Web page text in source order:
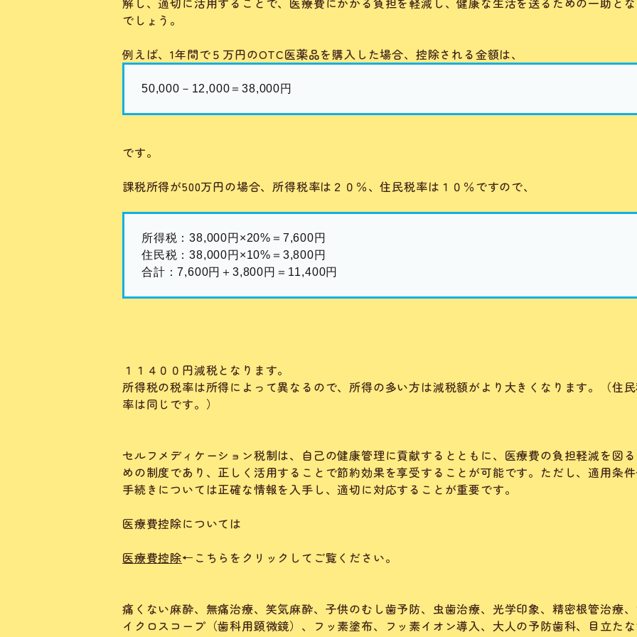
でしょう。
例えば、1年間で５万円のOTC医薬品を購入した場合、控除される金額は、
50,000－12,000＝38,000円
です。
課税所得が500万円の場合、所得税率は２０％、住民税率は１０％ですので、
所得税：38,000円×20%＝7,600円
住民税：38,000円×10%＝3,800円
合計：7,600円＋3,800円＝11,400円
１１４００円減税となります。
所得税の税率は所得によって異なるので、所得の多い方は減税額がより大きくなります。（住
率は同じです。）
セルフメディケーション税制は、自己の健康管理に貢献するとともに、医療費の負担軽減を図
めの制度であり、正しく活用することで節約効果を享受することが可能です。ただし、適用条
手続きについては正確な情報を入手し、適切に対応することが重要です。
医療費控除については
医療費控除←こちらをクリックしてご覧ください。
痛くない麻酔、無痛治療、笑気麻酔、子供のむし歯予防、虫歯治療、光学印象、精密根管治療
イクロスコープ（歯科用顕微鏡）、フッ素塗布、フッ素イオン導入、大人の予防歯科、目立た